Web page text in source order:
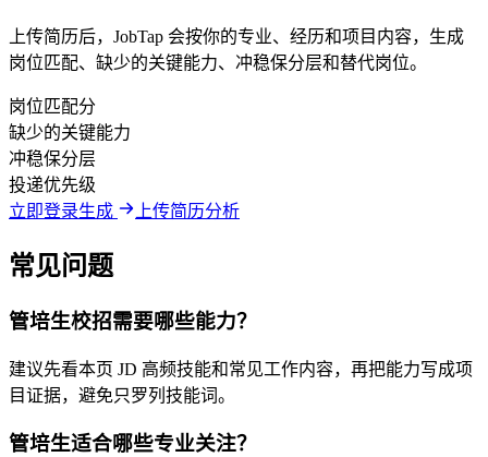
上传简历后，JobTap 会按你的专业、经历和项目内容，生成
岗位匹配、缺少的关键能力、冲稳保分层和替代岗位。
岗位匹配分
缺少的关键能力
冲稳保分层
投递优先级
立即登录生成
上传简历分析
常见问题
管培生校招需要哪些能力？
建议先看本页 JD 高频技能和常见工作内容，再把能力写成项
目证据，避免只罗列技能词。
管培生适合哪些专业关注？